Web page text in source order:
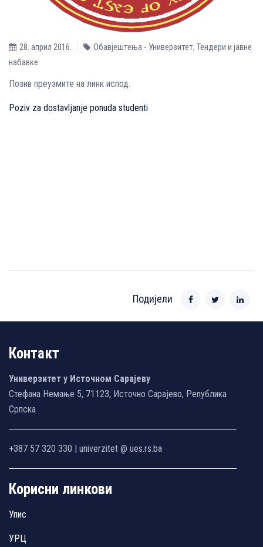
28. април 2016. Обавјештења - Универзитет, Тендери и јавне
набавке
Позив преузмите на линк испод.
Poziv za dostavljanje ponuda studenti
Подијели
Контакт
Универзитет у Источном Сарајеву
Стефана Немање 5, 71123, Источно Сарајево, Република
Српска
+387 57 320 330 | univerzitet @ ues.rs.ba
Корисни линкови
Упис
УРЦ